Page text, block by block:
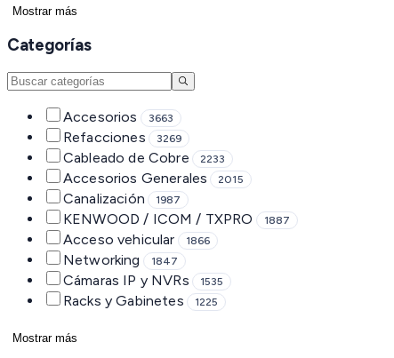
Mostrar más
Categorías
Accesorios 3663
Refacciones 3269
Cableado de Cobre 2233
Accesorios Generales 2015
Canalización 1987
KENWOOD / ICOM / TXPRO 1887
Acceso vehicular 1866
Networking 1847
Cámaras IP y NVRs 1535
Racks y Gabinetes 1225
Mostrar más